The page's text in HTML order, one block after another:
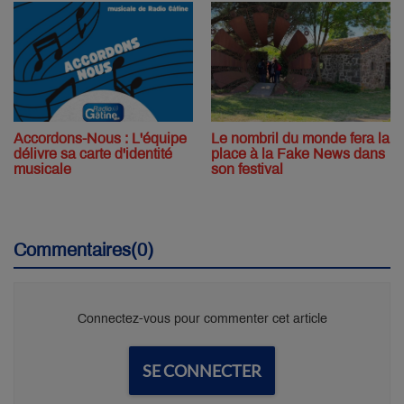
Accordons-Nous : L'équipe
délivre sa carte d'identité
musicale
Le nombril du monde fera la
place à la Fake News dans
son festival
Commentaires(0)
Connectez-vous pour commenter cet article
SE CONNECTER